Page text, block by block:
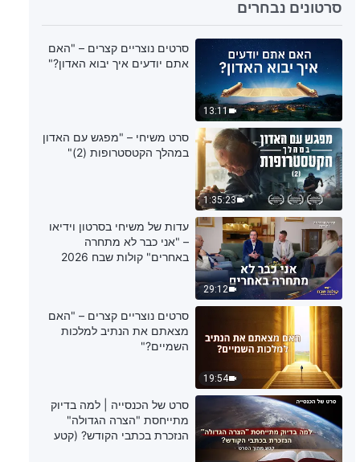
6:39
דבר אלוהים היומי: ייעודים ותוצאות –
מובאה 605
6:20
דבר אלוהים היומי: ייעודים ותוצאות –
מובאה 606
13:28
דבר אלוהים היומי: ייעודים ותוצאות –
מובאה 607
4:08
דבר אלוהים היומי: ייעודים ותוצאות –
מובאה 608
6:34
דבר אלוהים היומי: ייעודים ותוצאות –
מובאה 609
סרטונים נבחרים
13:11
סרטים נוצריים קצרים – "האם
אתם יודעים איך יבוא האדון?"
1:35:23
סרט משיחי – "מפגש עם האדון
במהלך הקטסטרופות (2)"
29:12
עדות של משיחי בסרטון וידיאו
– "אני כבר לא מתחרה
באחרים" קולות שבח 2026
19:54
סרטים נוצריים קצרים – "האם
מצאתם את הנתיב למלכות
השמיים?"
סרט של הכנסייה | למה בדיוק
מתייחסת "הצרה הגדולה"
הנזכרת בכתבי הקודש? (קטע